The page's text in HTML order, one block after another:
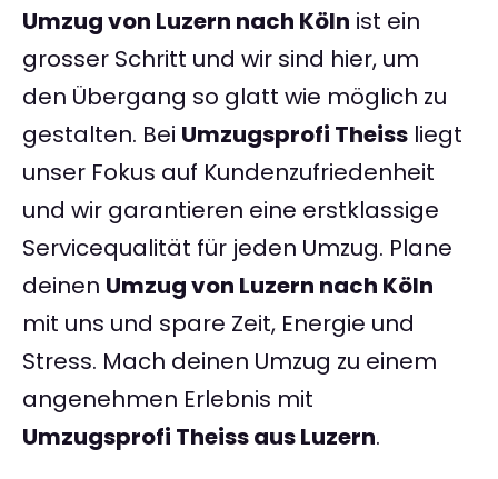
Umzug von Luzern nach Köln ist ein
grosser Schritt und wir sind hier, um
den Übergang so glatt wie möglich zu
gestalten. Bei Umzugsprofi Theiss liegt
unser Fokus auf Kundenzufriedenheit
und wir garantieren eine erstklassige
Servicequalität für jeden Umzug. Plane
deinen Umzug von Luzern nach Köln
mit uns und spare Zeit, Energie und
Stress. Mach deinen Umzug zu einem
angenehmen Erlebnis mit
Umzugsprofi Theiss aus Luzern.